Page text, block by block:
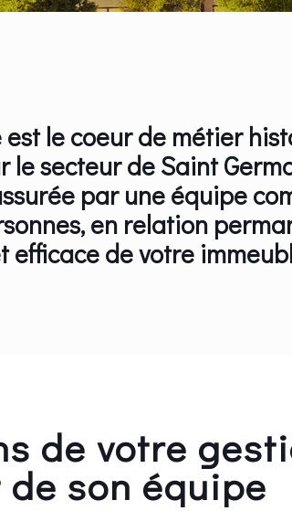
le coeur de métier
le secteur de Saint
par une équipe
en relation
efficace de votre
de votre
de son équipe